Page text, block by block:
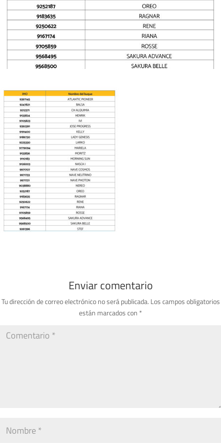
Enviar comentario
Tu dirección de correo electrónico no será publicada. Los campos obligatorios
están marcados con *